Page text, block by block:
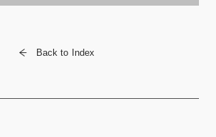
Back to Index